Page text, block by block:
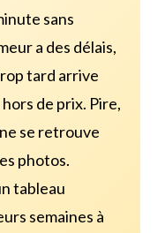
sans
a des délais,
tard arrive
de prix. Pire,
se retrouve
photos.
tableau
semaines à